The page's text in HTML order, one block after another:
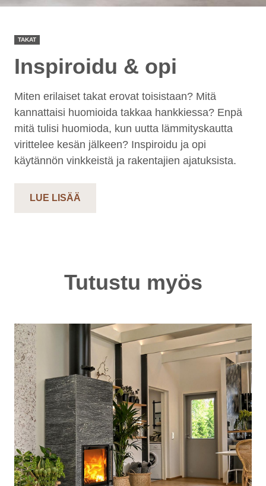
TAKAT
Inspiroidu & opi
Miten erilaiset takat erovat toisistaan? Mitä
kannattaisi huomioida takkaa hankkiessa? Enpä
mitä tulisi huomioda, kun uutta lämmityskautta
virittelee kesän jälkeen? Inspiroidu ja opi
käytännön vinkkeistä ja rakentajien ajatuksista.
LUE LISÄÄ
Tutustu myös